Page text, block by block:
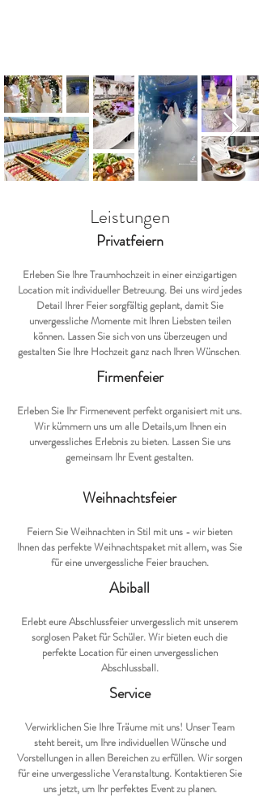
Leistungen
Privatfeiern
Erleben Sie Ihre Traumhochzeit in einer einzigartigen
Location mit individueller Betreuung. Bei uns wird jedes
Detail Ihrer Feier sorgfältig geplant, damit Sie
unvergessliche Momente mit Ihren Liebsten teilen
können. Lassen Sie sich von uns überzeugen und
gestalten Sie Ihre Hochzeit ganz nach Ihren Wünschen.
Firmenfeier
Erleben Sie Ihr Firmenevent perfekt organisiert mit uns.
Wir kümmern uns um alle Details,um Ihnen ein
unvergessliches Erlebniszu bieten. Lassen Sie uns
gemeinsam Ihr Event gestalten.
Weihnachtsfeier
Feiern Sie Weihnachten in Stil mit uns - wir bieten
Ihnen das perfekte Weihnachtspaket mit allem, was Sie
für eine unvergessliche Feier brauchen.
Abiball
Erlebt eure Abschlussfeier unvergesslich mit unserem
sorglosen Paket für Schüler. Wir bieten euch die
perfekte Location für einen unvergesslichen
Abschlussball.
Service
Verwirklichen Sie Ihre Träume mit uns! Unser Team
steht bereit, um Ihre individuellen Wünsche und
Vorstellungen in allen Bereichen zu erfüllen. Wir sorgen
für eine unvergessliche Veranstaltung. Kontaktieren Sie
uns jetzt, um Ihr perfektes Event zu planen.